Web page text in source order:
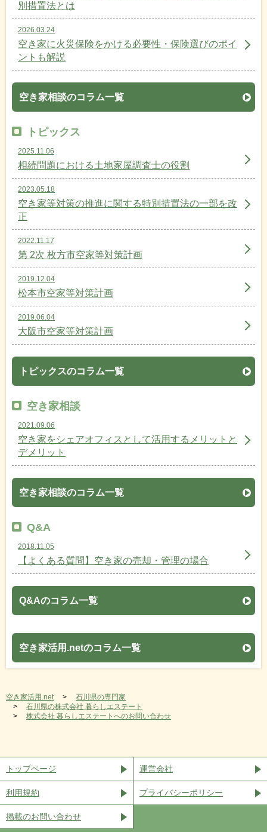
別措置法とは
2026.03.24
空き家に火災保険をかける必要性・保険選びのポイ
ントも解説
空き家相談のコラム一覧
トピックス
2025.11.06
相続問題における土地家屋調査士の役割
2023.05.18
空き家等対策の推進に関する特別措置法の一部を改
正
2022.11.17
第 2次 枚方市空家等対策計画
2019.12.04
松本市空家等対策計画
2019.06.04
大阪市空家等対策計画
トピックスのコラム一覧
空き家相談
2021.09.06
空き家をシェアオフィスとして活用するメリットと
デメリット
空き家相談のコラム一覧
Q&A
2018.11.05
【よくある質問】空き家の売却・管理の場合
Q&Aのコラム一覧
空き家活用.netのコラム一覧
空き家活用.net
石川県の専門家
石川県の株式会社 暮らしエステート
株式会社 暮らしエステートへのお問い合わせ
トップページ 運営会社
利用規約 プライバシーポリシー
掲載のお問い合わせ